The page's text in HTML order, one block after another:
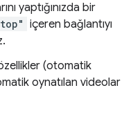
yaptığınızda bir
içeren bağlantıyı
(otomatik
oynatılan videolar